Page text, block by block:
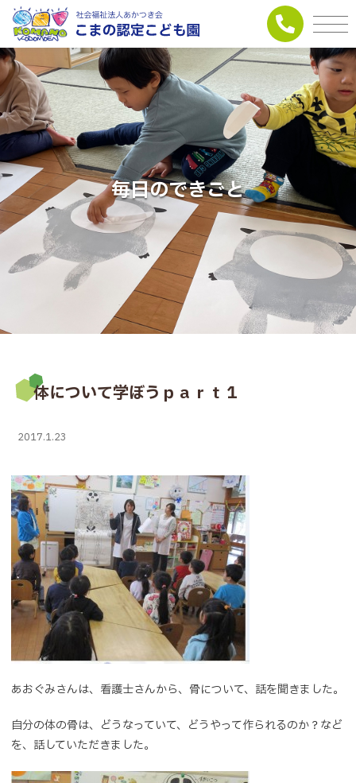
毎日のできごと
体について学ぼうｐａｒｔ１
2017.1.23
あおぐみさんは、看護士さんから、骨について、話を聞きました。
自分の体の骨は、どうなっていて、どうやって作られるのか？など
を、話していただきました。